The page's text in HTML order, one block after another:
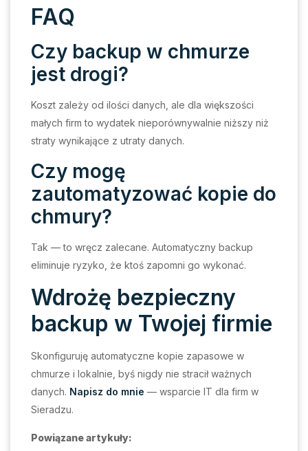
FAQ
Czy backup w chmurze
jest drogi?
Koszt zależy od ilości danych, ale dla większości
małych firm to wydatek nieporównywalnie niższy niż
straty wynikające z utraty danych.
Czy mogę
zautomatyzować kopie do
chmury?
Tak — to wręcz zalecane. Automatyczny backup
eliminuje ryzyko, że ktoś zapomni go wykonać.
Wdrożę bezpieczny
backup w Twojej firmie
Skonfiguruję automatyczne kopie zapasowe w
chmurze i lokalnie, byś nigdy nie stracił ważnych
danych. Napisz do mnie — wsparcie IT dla firm w
Sieradzu.
Powiązane artykuły: